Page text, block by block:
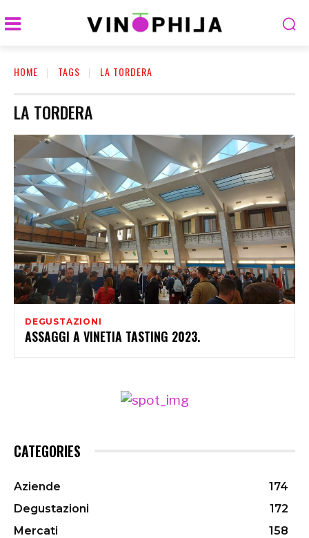
HOME TAGS LA TORDERA
LA TORDERA
DEGUSTAZIONI
ASSAGGI A VINETIA TASTING 2023.
CATEGORIES
Aziende
174
Degustazioni
172
Mercati
158